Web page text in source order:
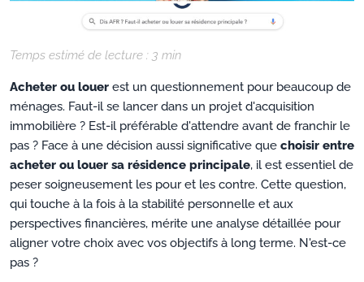
Temps estimé de lecture : 3 min
Acheter ou louer est un questionnement pour beaucoup de
ménages. Faut-il se lancer dans un projet d'acquisition
immobilière ? Est-il préférable d'attendre avant de franchir le
pas ? Face à une décision aussi significative que choisir entre
acheter ou louer sa résidence principale, il est essentiel de
peser soigneusement les pour et les contre. Cette question,
qui touche à la fois à la stabilité personnelle et aux
perspectives financières, mérite une analyse détaillée pour
aligner votre choix avec vos objectifs à long terme. N'est-ce
pas ?